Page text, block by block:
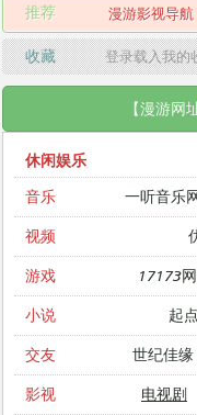
推荐 漫游影视导航
收藏 登录载入我
【漫游网
休闲娱乐
音乐
一听音乐
视频
游戏 17173
小说 起
交友 世纪佳缘
影视 电视剧